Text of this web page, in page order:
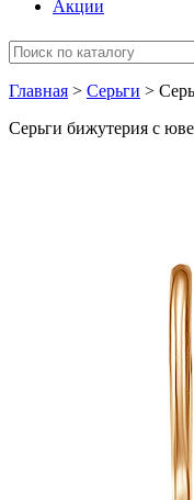
Акции
Главная > Серьги >
Серьги бижутерия с